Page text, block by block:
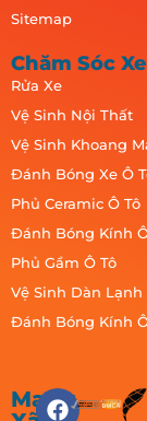
Sitemap
Chăm Sóc Xe
Rửa Xe
Vệ Sinh Nội Thất
Vệ Sinh Khoang
Đánh Bóng Xe Ô
Phủ Ceramic Ô Tô
Đánh Bóng Kính
Phủ Gầm Ô Tô
Vệ Sinh Dàn Lạnh
Đánh Bóng Kính
Mạng